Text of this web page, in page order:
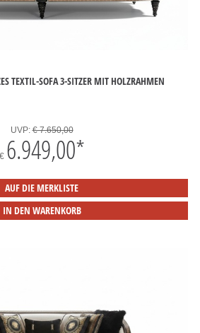
TEXTIL-SOFA 3-SITZER MIT HOLZRAHMEN
UVP:€ 7.650,00
€ 6.949,00*
AUF DIE MERKLISTE
IN DEN WARENKORB